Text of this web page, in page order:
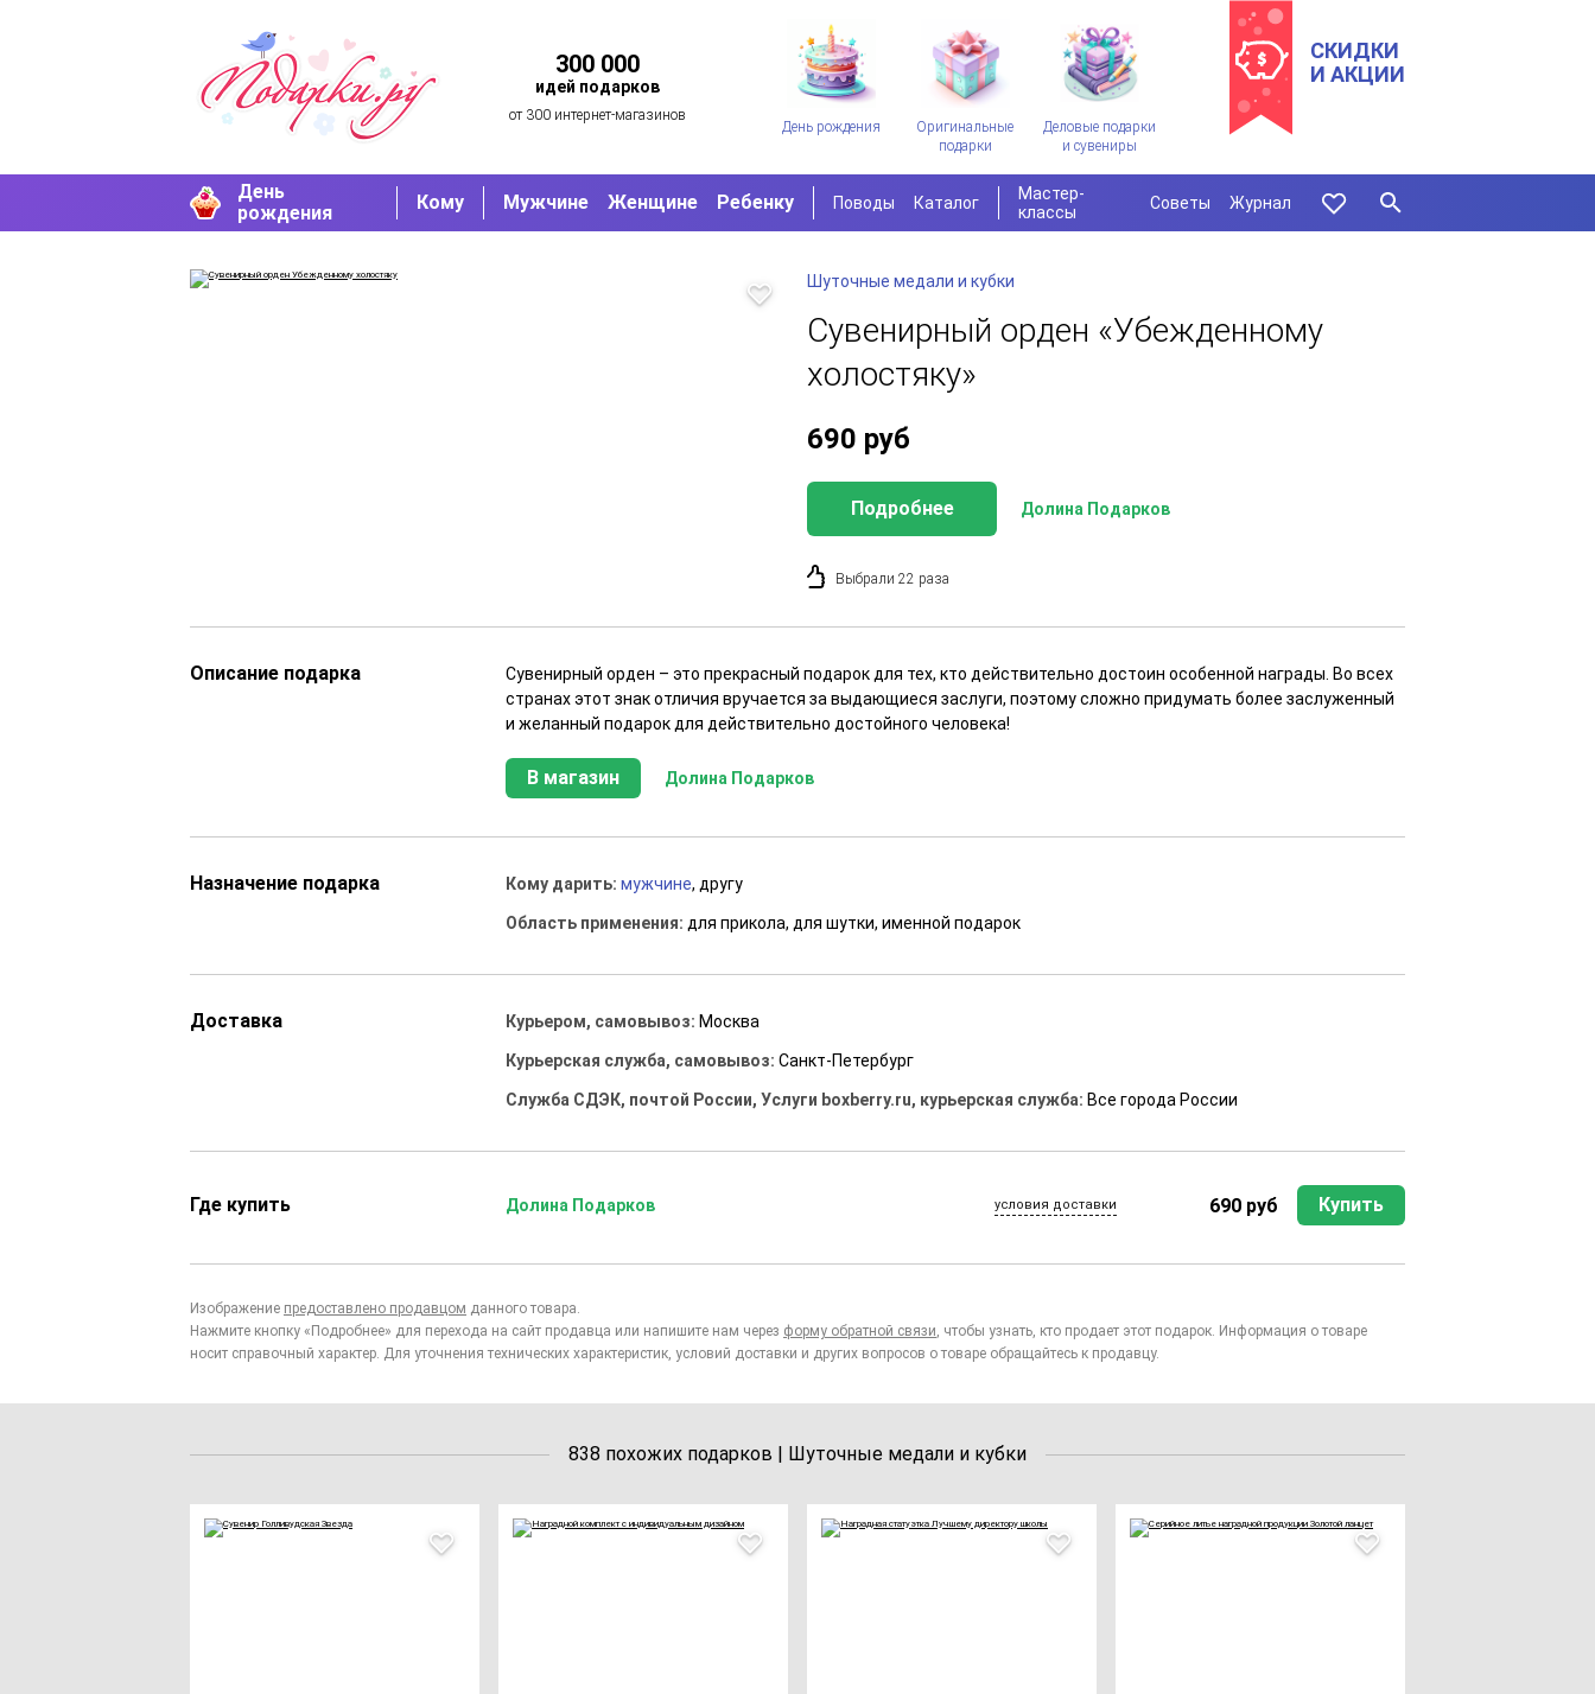
300 000
идей подарков
от 300 интернет-магазинов
День рождения
Оригинальные
подарки
Деловые подарки
и сувениры
СКИДКИ
И АКЦИИ
День
рождения
Кому Мужчине Женщине Ребенку Поводы Каталог
Мастер-
классы
Советы Журнал
Шуточные медали и кубки
Сувенирный орден «Убежденному
холостяку»
690 руб
Подробнее Долина Подарков
Выбрали 22 раза
Описание подарка
Сувенирный орден – это прекрасный подарок для тех, кто действительно достоин особенной награды. Во всех
странах этот знак отличия вручается за выдающиеся заслуги, поэтому сложно придумать более заслуженный
и желанный подарок для действительно достойного человека!
В магазин Долина Подарков
Назначение подарка Кому дарить:мужчине, другу
Область применения:для прикола, для шутки, именной подарок
Доставка Курьером, самовывоз: Москва
Курьерская служба, самовывоз:Санкт-Петербург
Служба СДЭК, почтой России, Услуги boxberry.ru, курьерская служба: Все города России
Где купить Долина Подарков условия доставки 690 руб Купить
Изображение предоставлено продавцом данного товара.
Нажмите кнопку «Подробнее» для перехода на сайт продавца или напишите нам через форму обратной связи, чтобы узнать, кто продает этот подарок. Информация о товаре
носит справочный характер. Для уточнения технических характеристик, условий доставки и других вопросов о товаре обращайтесь к продавцу.
838 похожих подарков | Шуточные медали и кубки